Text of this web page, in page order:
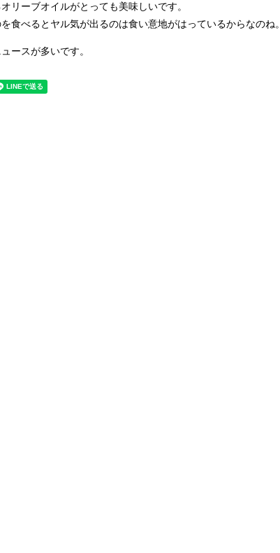
リーブオイルがとっても美味しいです。
食べるとヤル気が出るのは食い意地がはっているからなのね。
ースが多いです。